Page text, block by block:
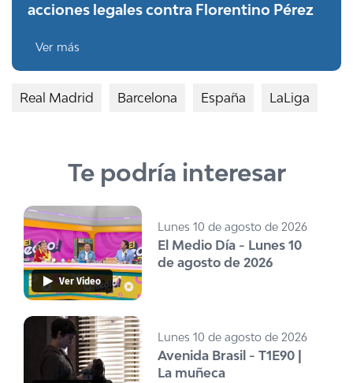
acciones legales contra Florentino Pérez
Ver más
Real Madrid Barcelona España LaLiga
Te podría interesar
Ver Video
Lunes 10 de agosto de 2026
El Medio Día - Lunes 10
de agosto de 2026
Lunes 10 de agosto de 2026
Avenida Brasil - T1E90 |
La muñeca